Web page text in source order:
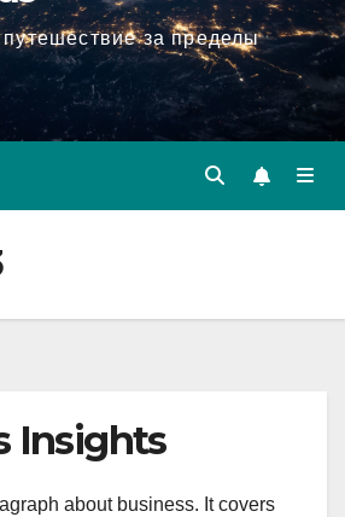
за пределы
Insights
about business. It covers